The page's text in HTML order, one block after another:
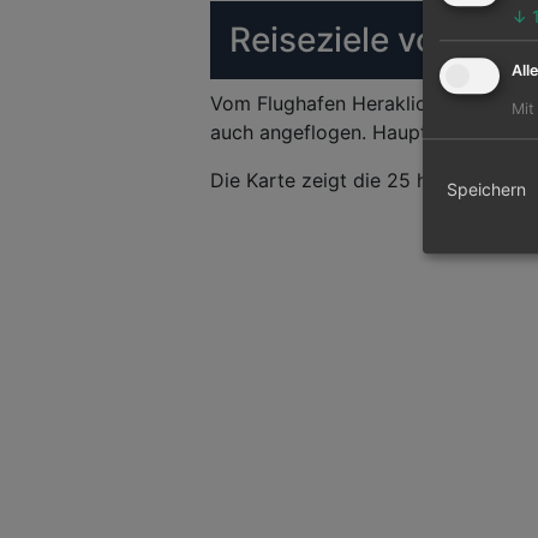
Reiseziele von
Vom Flughafen Heraklion können
auch angeflogen. Hauptziel ist der
Die Karte zeigt die 25 häufigsten
↓ 1
Mit
Speichern